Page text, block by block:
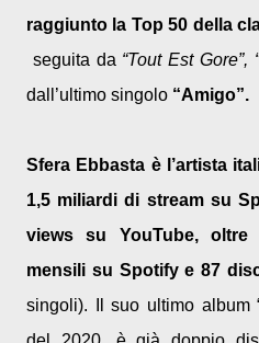
raggiunto la Top 50 della
seguita da “Tout Est Gore”, “
dall’ultimo singolo “Amigo”.
Sfera Ebbasta è l’artista
1,5 miliardi di stream su
views su YouTube,
mensili su Spotify e 87
singoli). Il suo ultimo album